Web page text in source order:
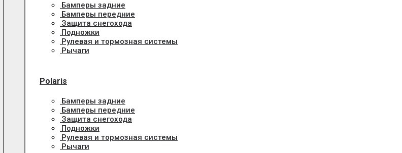
Бамперы задние
Бамперы передние
Защита снегохода
Подножки
Рулевая и тормозная системы
Рычаги
Polaris
Бамперы задние
Бамперы передние
Защита снегохода
Подножки
Рулевая и тормозная системы
Рычаги